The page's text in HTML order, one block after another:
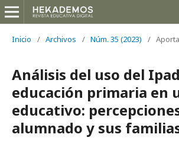
Inicio / Archivos / Núm. 35 (2023) /
Análisis del uso del
educación primaria en
educativo:
alumnado y sus